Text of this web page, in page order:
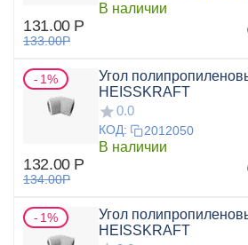
В наличии
131.00 Р
133.00Р
1%
Угол
HEISSKRAFT
0.0
КОД: 2012050
В наличии
132.00 Р
134.00Р
1%
Угол
HEISSKRAFT